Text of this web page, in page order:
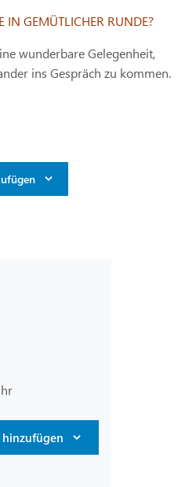
IN GEMÜTLICHER RUNDE?
wunderbare Gelegenheit,
ins Gespräch zu kommen.